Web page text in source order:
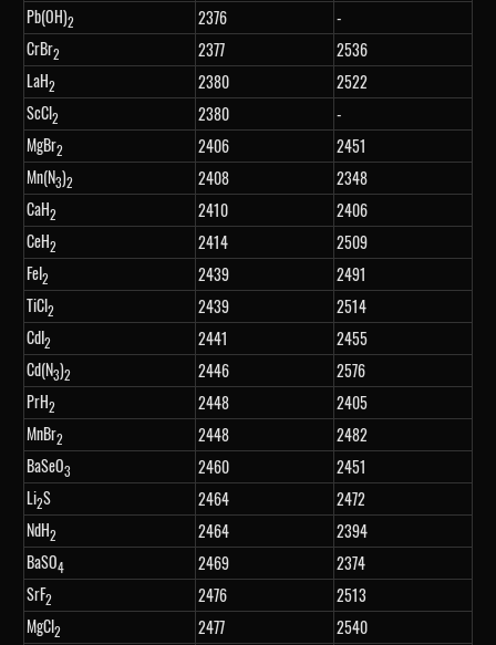
Pb(OH)2 2376
-
CrBr2 2377
2536
LaH2 2380
2522
ScCl2 2380
-
MgBr2 2406
2451
Mn(N3)2 2408
2348
CaH2 2410
2406
CeH2 2414
2509
FeI2 2439
2491
TiCl2 2439
2514
CdI2 2441
2455
Cd(N3)2 2446
2576
PrH2 2448
2405
MnBr2 2448
2482
BaSeO3 2460
2451
Li2S 2464
2472
NdH2 2464
2394
BaSO4 2469
2374
SrF2 2476
2513
MgCl2 2477
2540